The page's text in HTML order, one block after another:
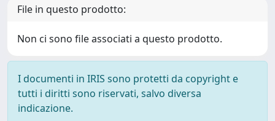
File in questo prodotto:
Non ci sono file associati a questo prodotto.
I documenti in IRIS sono protetti da copyright e
tutti i diritti sono riservati, salvo diversa
indicazione.